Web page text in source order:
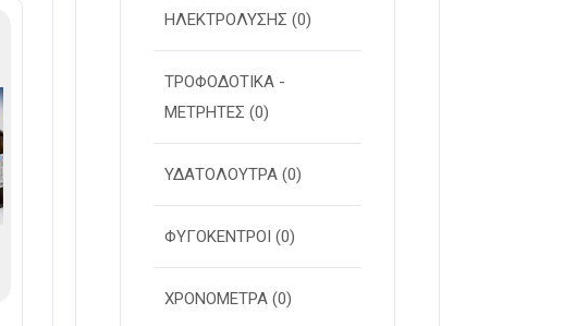
ΗΛΕΚΤΡΟΛΥΣΗΣ (0)
ΤΡΟΦΟΔΟΤΙΚΑ -
ΜΕΤΡΗΤΕΣ (0)
ΥΔΑΤΟΛΟΥΤΡΑ (0)
ΦΥΓΟΚΕΝΤΡΟΙ (0)
ΧΡΟΝΟΜΕΤΡΑ (0)